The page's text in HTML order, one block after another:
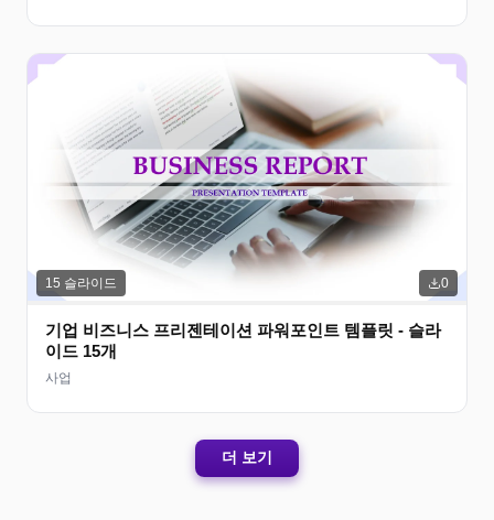
15 슬라이드 0
기업 비즈니스 프리젠테이션 파워포인트 템플릿 - 슬라
이드 15개
사업
더 보기